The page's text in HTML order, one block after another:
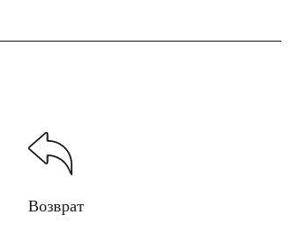
Возврат